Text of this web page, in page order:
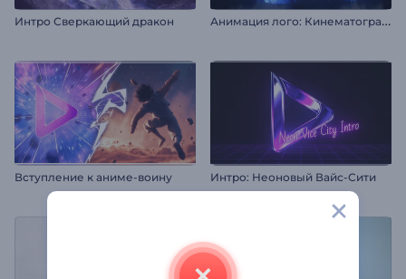
Интро Сверкающий дракон А
нимация лого: Кинематографичный взрыв
Вступление к аниме-воину Интро: Неоновый Вайс-Сити